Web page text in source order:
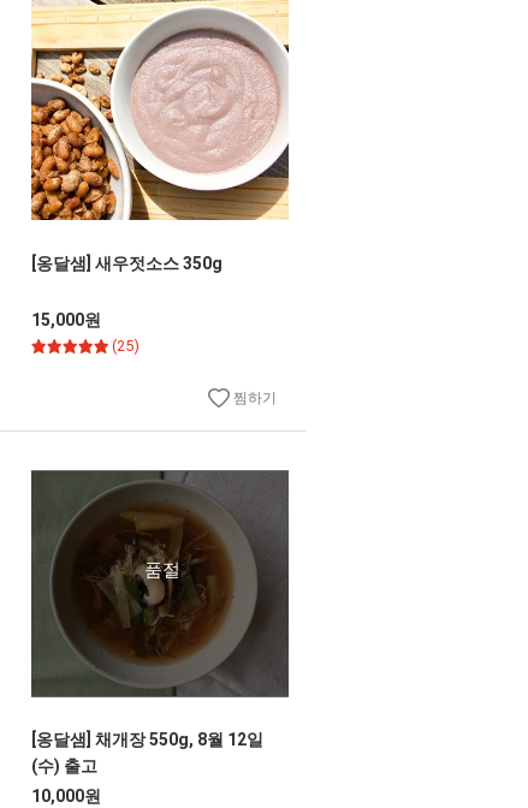
[옹달샘] 새우젓소스 350g
15,000원
(25)
찜하기
품절
[옹달샘] 채개장 550g, 8월 12일
(수) 출고
10,000원